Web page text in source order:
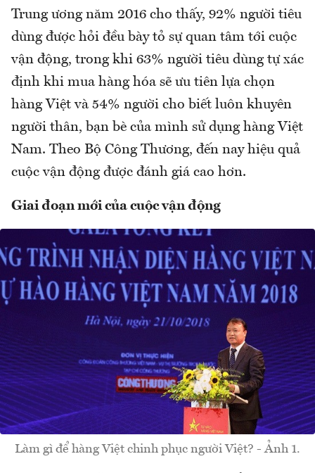
Trung ương năm 2016 cho thấy, 92% người tiêu
dùng được hỏi đều bày tỏ sự quan tâm tới cuộc
vận động, trong khi 63% người tiêu dùng tự xác
định khi mua hàng hóa sẽ ưu tiên lựa chọn
hàng Việt và 54% người cho biết luôn khuyên
người thân, bạn bè của mình sử dụng hàng Việt
Nam. Theo Bộ Công Thương, đến nay hiệu quả
cuộc vận động được đánh giá cao hơn.
Giai đoạn mới của cuộc vận động
Làm gì để hàng Việt chinh phục người Việt? - Ảnh 1.